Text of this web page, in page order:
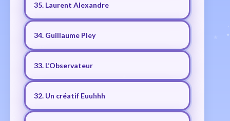
35. Laurent Alexandre
34. Guillaume Pley
33. L’Observateur
32. Un créatif Euuhhh